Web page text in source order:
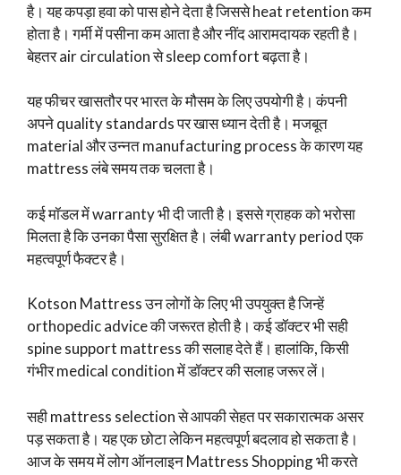
है। यह कपड़ा हवा को पास होने देता है जिससे heat retention कम
होता है। गर्मी में पसीना कम आता है और नींद आरामदायक रहती है।
बेहतर air circulation से sleep comfort बढ़ता है।
यह फीचर खासतौर पर भारत के मौसम के लिए उपयोगी है। कंपनी
अपने quality standards पर खास ध्यान देती है। मजबूत
material और उन्नत manufacturing process के कारण यह
mattress लंबे समय तक चलता है।
कई मॉडल में warranty भी दी जाती है। इससे ग्राहक को भरोसा
मिलता है कि उनका पैसा सुरक्षित है। लंबी warranty period एक
महत्वपूर्ण फैक्टर है।
Kotson Mattress उन लोगों के लिए भी उपयुक्त है जिन्हें
orthopedic advice की जरूरत होती है। कई डॉक्टर भी सही
spine support mattress की सलाह देते हैं। हालांकि, किसी
गंभीर medical condition में डॉक्टर की सलाह जरूर लें।
सही mattress selection से आपकी सेहत पर सकारात्मक असर
पड़ सकता है। यह एक छोटा लेकिन महत्वपूर्ण बदलाव हो सकता है।
आज के समय में लोग ऑनलाइन Mattress Shopping भी करते